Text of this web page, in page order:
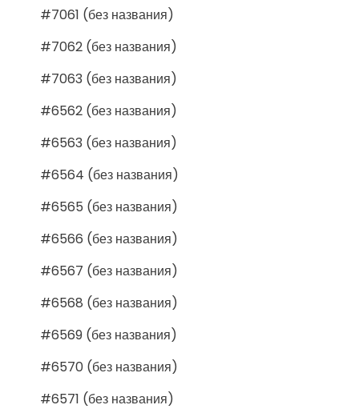
#7061 (без названия)
#7062 (без названия)
#7063 (без названия)
#6562 (без названия)
#6563 (без названия)
#6564 (без названия)
#6565 (без названия)
#6566 (без названия)
#6567 (без названия)
#6568 (без названия)
#6569 (без названия)
#6570 (без названия)
#6571 (без названия)